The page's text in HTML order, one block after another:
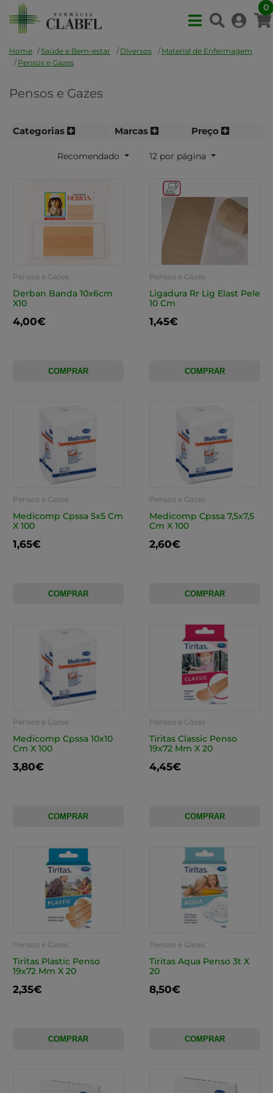
0
Home Saúde e Bem-estar Diversos
Material de Enfermagem
Pensos e Gazes
Pensos e Gazes
Categorias Marcas Preço
Recomendado 12 por página
Pensos e Gazes
Derban Banda 10x6cm
X10
4,00€
COMPRAR
Pensos e Gazes
Ligadura Rr Lig Elast Pele
10 Cm
1,45€
COMPRAR
Pensos e Gazes
Medicomp Cpssa 5x5 Cm
X 100
1,65€
COMPRAR
Pensos e Gazes
Medicomp Cpssa 7,5x7,5
Cm X 100
2,60€
COMPRAR
Pensos e Gazes
Medicomp Cpssa 10x10
Cm X 100
3,80€
COMPRAR
Pensos e Gazes
Tiritas Classic Penso
19x72 Mm X 20
4,45€
COMPRAR
Pensos e Gazes
Tiritas Plastic Penso
19x72 Mm X 20
2,35€
COMPRAR
Pensos e Gazes
Tiritas Aqua Penso 3t X
20
8,50€
COMPRAR